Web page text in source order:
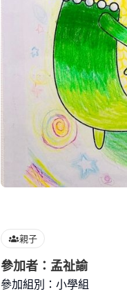
親子
參加者：孟祉諭
參加組別：小學組